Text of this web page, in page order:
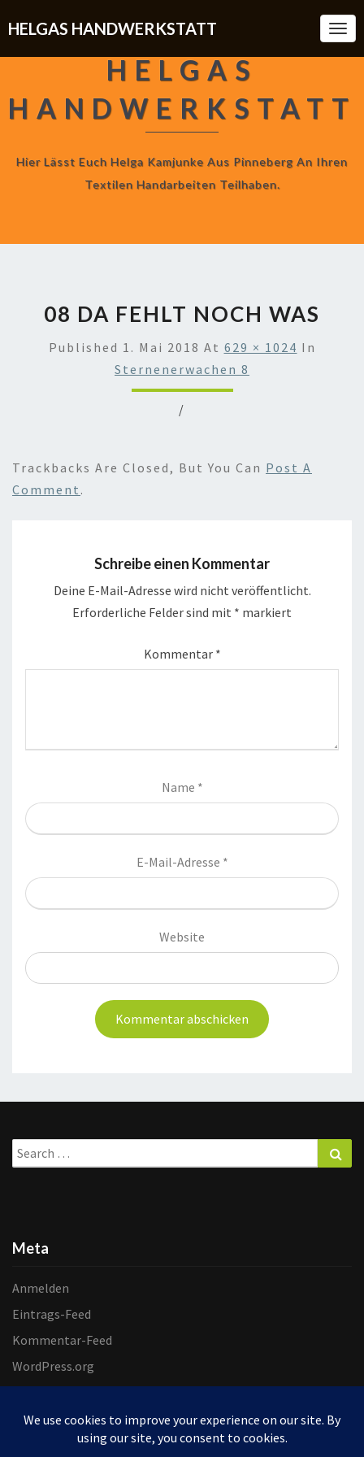
HELGAS HANDWERKSTATT
HELGAS
HANDWERKSTATT
Hier Lässt Euch Helga Kamjunke Aus Pinneberg An Ihren
Textilen Handarbeiten Teilhaben.
08 DA FEHLT NOCH WAS
Published 1. Mai 2018 At 629 × 1024 In
Sternenerwachen 8
/
Trackbacks Are Closed, But You Can Post A
Comment .
Schreibe einen Kommentar
Deine E-Mail-Adresse wird nicht veröffentlicht.
Erforderliche Felder sind mit * markiert
Kommentar *
Name *
E-Mail-Adresse *
Website
Search
for:
Meta
Anmelden
Eintrags-Feed
Kommentar-Feed
WordPress.org
© 2026 Helgas Handwerkstatt | Powered by